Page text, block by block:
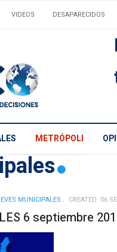
VIDEOS DESAPARECIDOS
METRÓPOLI
MUNICIPALES CREATED: 06
6 septiembre